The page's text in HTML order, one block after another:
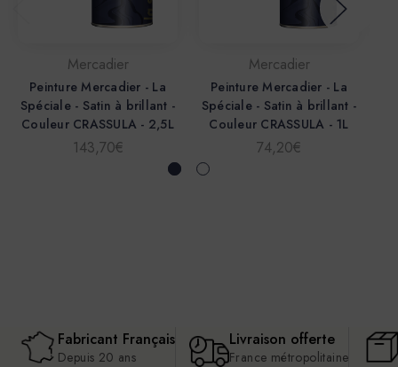
Mercadier
Peinture Mercadier - La
Spéciale - Satin à brillant -
Couleur CRASSULA - 2,5L
143,70€
Mercadier
Peinture Mercadier - La
Spéciale - Satin à brillant -
Couleur CRASSULA - 1L
74,20€
Fabricant Français
Depuis 20 ans
Livraison offerte
France métropolitaine